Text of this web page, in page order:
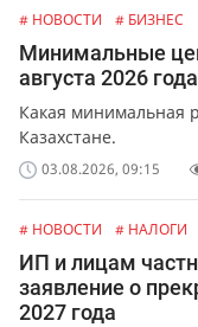
# НОВОСТИ # БИЗНЕС
Минимальные
августа 2026 года
Какая минимальная
Казахстане.
03.08.2026, 09:15
# НОВОСТИ # НАЛОГИ
ИП и лицам
заявление о
2027 года